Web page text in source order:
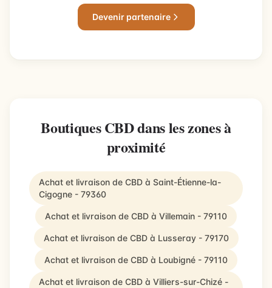
Devenir partenaire
Boutiques CBD dans les zones à
proximité
Achat et livraison de CBD à Saint-Étienne-la-
Cigogne - 79360
Achat et livraison de CBD à Villemain - 79110
Achat et livraison de CBD à Lusseray - 79170
Achat et livraison de CBD à Loubigné - 79110
Achat et livraison de CBD à Villiers-sur-Chizé -